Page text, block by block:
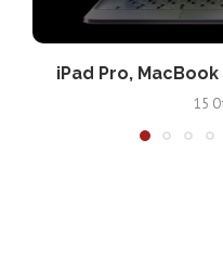
iPad Pro, MacBook
15